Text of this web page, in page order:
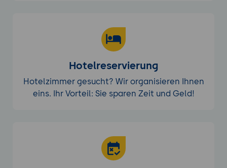
Hotelreservierung
Hotelzimmer gesucht? Wir organisieren Ihnen
eins. Ihr Vorteil: Sie sparen Zeit und Geld!